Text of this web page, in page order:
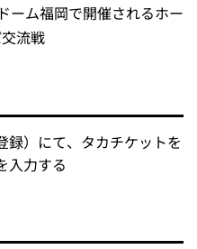
ーム福岡で開催されるホー
流戦
録）にて、タカチケットを
入力する